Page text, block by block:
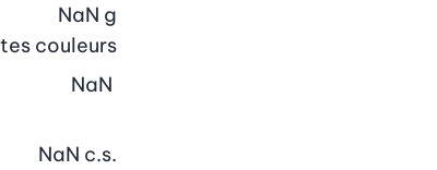
couleurs
NaN g
NaN
NaN c.s.